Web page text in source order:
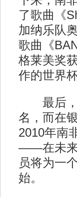
了歌曲《
加纳乐队
歌曲《
格莱美奖
作的世界
最后，
名，而在
2010年南
——在未来
员将为一
始。